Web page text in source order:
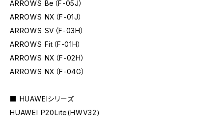
ARROWS Be（F-05J）
ARROWS NX（F-01J）
ARROWS SV（F-03H）
ARROWS Fit（F-01H）
ARROWS NX（F-02H）
ARROWS NX（F-04G）
■ HUAWEIシリーズ
HUAWEI P20Lite(HWV32)